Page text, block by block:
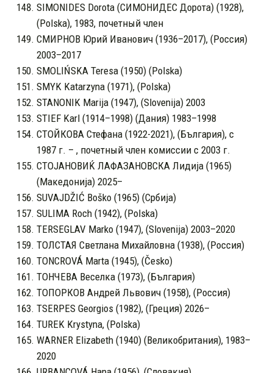
SIMONIDES Dorota (СИМОНИДЕС Дорота) (1928),
(Polska), 1983, почетный член
СМИРНОВ Юрий Иванович (1936–2017), (Россия)
2003–2017
SMOLIŃSKA Teresa (1950) (Polska)
SMYK Katarzyna (1971), (Polska)
STANONIK Marija (1947), (Slovenija) 2003
STIEF Karl (1914–1998) (Дания) 1983–1998
СТОЙКОВА Стефана (1922-2021), (България), с
1987 г. – , почетный член комиссии с 2003 г.
СТОЈАНОВИЌ ЛАФАЗАНОВСКА Лидија (1965)
(Македонија) 2025–
SUVAJDŽIĆ Boško (1965) (Србиja)
SULIMA Roch (1942), (Polska)
TERSEGLAV Marko (1947), (Slovenija) 2003–2020
ТОЛСТАЯ Светлана Михайловна (1938), (Россия)
TONCROVÁ Marta (1945), (Česko)
ТОНЧЕВА Веселка (1973), (България)
ТОПОРКОВ Андрей Львович (1958), (Россия)
TSERPES Georgios (1982), (Греция) 2026–
TUREK Krystyna, (Polska)
WARNER Elizabeth (1940) (Великобритания), 1983–
2020